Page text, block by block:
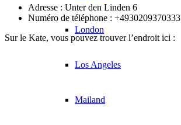
London
Los Angeles
Mailand
Adresse : Unter den Linden 6
Numéro de téléphone : +4930209370333
Sur le Kate, vous pouvez trouver l’endroit ici :